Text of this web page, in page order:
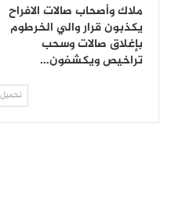
ملاك وأصحاب صالات الافراح
يكذبون قرار والي الخرطوم
بإغلاق صالات وسحب
تراخيص ويكشفون…